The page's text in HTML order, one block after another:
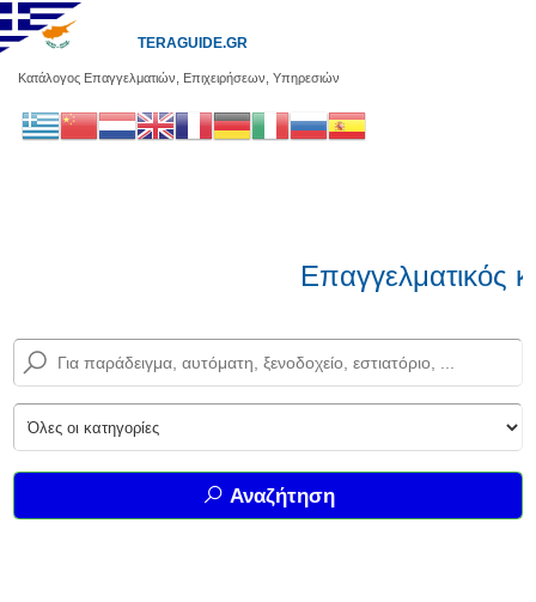
Κατάλογος Επαγγελματιών, Επιχειρήσεων, Υπηρεσιών
TERAGUIDE.GR
Επαγγελματικός
Αναζήτηση